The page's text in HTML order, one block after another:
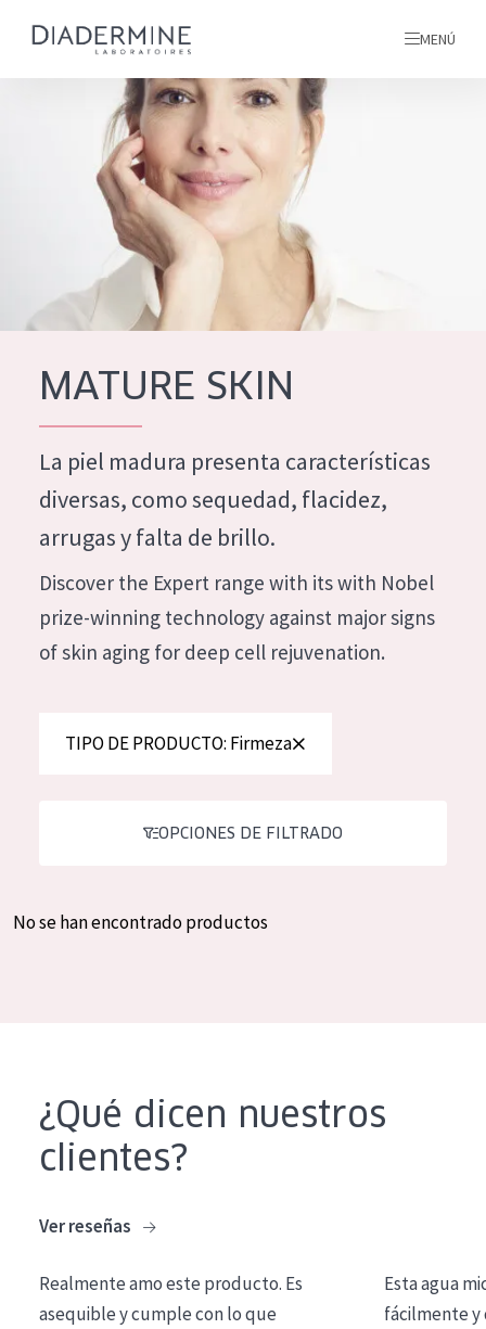
TIPO DE PRODUCTO
Hidratación y luminosidad
Reducción de arrugas
Regeneración
Firmeza
Piel menopáusica
Limpieza
Expert
TIPO DE PIEL
Piel sensible
Piel mixata o grasa
TODOS NUESTROS
PRODUCTOS
todos nuestros productos
MENÚ
INGREDIENTES
MÁS SOBRE NOSOTROS
INSPIRACIÓN
contacto
French
Spanish
Greek
MATURE SKIN
La piel madura presenta características
diversas, como sequedad, flacidez,
arrugas y falta de brillo.
Discover the Expert range with its with Nobel
prize-winning technology against major signs
of skin aging for deep cell rejuvenation.
TIPO DE PRODUCTO: Firmeza
OPCIONES DE FILTRADO
No se han encontrado productos
¿Qué dicen nuestros
clientes?
Ver reseñas
Realmente amo este producto. Es
asequible y cumple con lo que
Esta agua
fácilmente y